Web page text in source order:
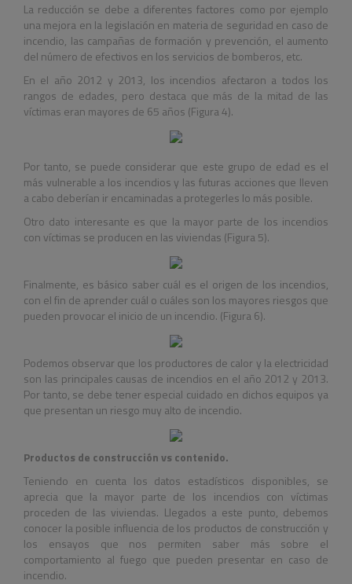
La reducción se debe a diferentes factores como por ejemplo
una mejora en la legislación en materia de seguridad en caso de
incendio, las campañas de formación y prevención, el aumento
del número de efectivos en los servicios de bomberos, etc.
En el año 2012 y 2013, los incendios afectaron a todos los
rangos de edades, pero destaca que más de la mitad de las
víctimas eran mayores de 65 años (Figura 4).
Por tanto, se puede considerar que este grupo de edad es el
más vulnerable a los incendios y las futuras acciones que lleven
a cabo deberían ir encaminadas a protegerles lo más posible.
Otro dato interesante es que la mayor parte de los incendios
con víctimas se producen en las viviendas (Figura 5).
Finalmente, es básico saber cuál es el origen de los incendios,
con el fin de aprender cuál o cuáles son los mayores riesgos que
pueden provocar el inicio de un incendio. (Figura 6).
Podemos observar que los productores de calor y la electricidad
son las principales causas de incendios en el año 2012 y 2013.
Por tanto, se debe tener especial cuidado en dichos equipos ya
que presentan un riesgo muy alto de incendio.
Productos de construcción vs contenido.
Teniendo en cuenta los datos estadísticos disponibles, se
aprecia que la mayor parte de los incendios con víctimas
proceden de las viviendas. Llegados a este punto, debemos
conocer la posible influencia de los productos de construcción y
los ensayos que nos permiten saber más sobre el
comportamiento al fuego que pueden presentar en caso de
incendio.